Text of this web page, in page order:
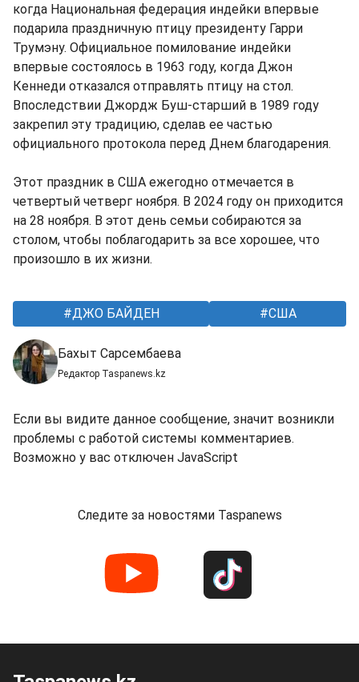
когда Национальная федерация индейки впервые
подарила праздничную птицу президенту Гарри
Трумэну. Официальное помилование индейки
впервые состоялось в 1963 году, когда Джон
Кеннеди отказался отправлять птицу на стол.
Впоследствии Джордж Буш-старший в 1989 году
закрепил эту традицию, сделав ее частью
официального протокола перед Днем благодарения.
Этот праздник в США ежегодно отмечается в
четвертый четверг ноября. В 2024 году он приходится
на 28 ноября. В этот день семьи собираются за
столом, чтобы поблагодарить за все хорошее, что
произошло в их жизни.
ДЖО БАЙДЕН США
Бахыт Сарсембаева
Редактор Taspanews.kz
Если вы видите данное сообщение, значит возникли
проблемы с работой системы комментариев.
Возможно у вас отключен JavaScript
Следите за новостями Taspanews